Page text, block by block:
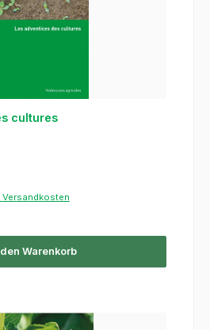
cultures
Versandkosten
Warenkorb